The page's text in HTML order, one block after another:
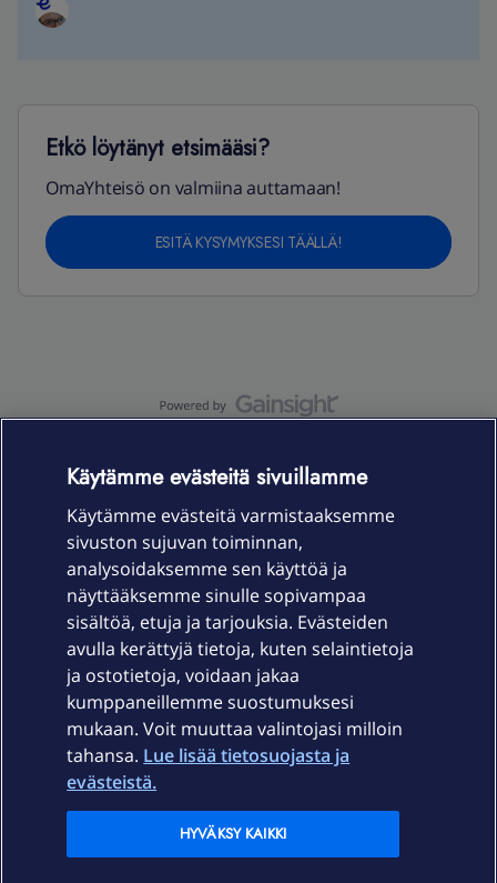
Etkö löytänyt etsimääsi?
OmaYhteisö on valmiina auttamaan!
ESITÄ KYSYMYKSESI TÄÄLLÄ!
Laitteet & liittymät
Palvelut
Ajankohtaista
Elisa Oyj
Käytämme evästeitä sivuillamme
Käytämme evästeitä varmistaaksemme
sivuston sujuvan toiminnan,
analysoidaksemme sen käyttöä ja
näyttääksemme sinulle sopivampaa
sisältöä, etuja ja tarjouksia. Evästeiden
avulla kerättyjä tietoja, kuten selaintietoja
ja ostotietoja, voidaan jakaa
kumppaneillemme suostumuksesi
mukaan. Voit muuttaa valintojasi milloin
tahansa. Lue lisää tietosuojasta ja
evästeistä.
HYVÄKSY KAIKKI